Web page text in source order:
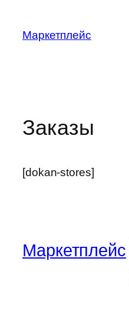
содержимому
Маркетплейс
Заказы
[dokan-stores]
Маркетплейс